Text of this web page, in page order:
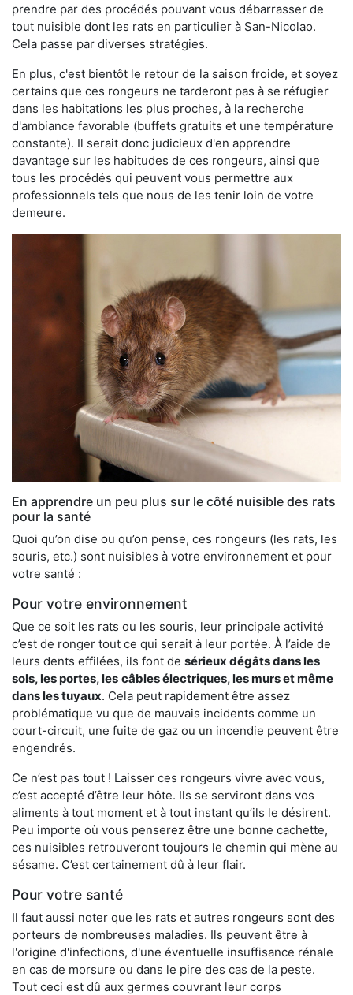
prendre par des procédés pouvant vous débarrasser de
tout nuisible dont les rats en particulier à San-Nicolao.
Cela passe par diverses stratégies.
En plus, c'est bientôt le retour de la saison froide, et soyez
certains que ces rongeurs ne tarderont pas à se réfugier
dans les habitations les plus proches, à la recherche
d'ambiance favorable (buffets gratuits et une température
constante). Il serait donc judicieux d'en apprendre
davantage sur les habitudes de ces rongeurs, ainsi que
tous les procédés qui peuvent vous permettre aux
professionnels tels que nous de les tenir loin de votre
demeure.
En apprendre un peu plus sur le côté nuisible des rats
pour la santé
Quoi qu’on dise ou qu’on pense, ces rongeurs (les rats, les
souris, etc.) sont nuisibles à votre environnement et pour
votre santé :
Pour votre environnement
Que ce soit les rats ou les souris, leur principale activité
c’est de ronger tout ce qui serait à leur portée. À l’aide de
leurs dents effilées, ils font de sérieux dégâts dans les
sols, les portes, les câbles électriques, les murs et même
dans les tuyaux. Cela peut rapidement être assez
problématique vu que de mauvais incidents comme un
court-circuit, une fuite de gaz ou un incendie peuvent être
engendrés.
Ce n’est pas tout ! Laisser ces rongeurs vivre avec vous,
c’est accepté d’être leur hôte. Ils se serviront dans vos
aliments à tout moment et à tout instant qu’ils le désirent.
Peu importe où vous penserez être une bonne cachette,
ces nuisibles retrouveront toujours le chemin qui mène au
sésame. C’est certainement dû à leur flair.
Pour votre santé
Il faut aussi noter que les rats et autres rongeurs sont des
porteurs de nombreuses maladies. Ils peuvent être à
l'origine d'infections, d'une éventuelle insuffisance rénale
en cas de morsure ou dans le pire des cas de la peste.
Tout ceci est dû aux germes couvrant leur corps